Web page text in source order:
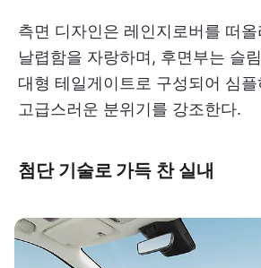
측면 디자인은 레인지로버를 떠
날렵함을 자랑하며, 후면부는 슬
대형 테일게이트로 구성되어 심플
고급스러운 분위기를 강조한다.
첨단 기술로 가득 찬 실내